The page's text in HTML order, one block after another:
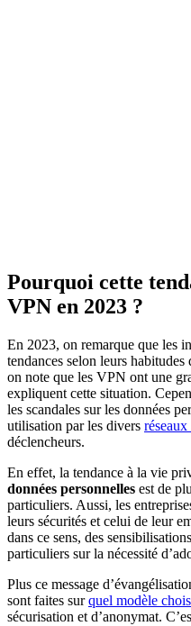
Pourquoi cette
VPN en 2023 ?
En 2023, on remarque que les
tendances selon leurs
on note que les VPN ont une
expliquent cette situation.
les scandales sur les données
utilisation par les divers
déclencheurs.
En effet, la tendance à la vie
données personnelles est de
particuliers. Aussi, les
leurs sécurités et celui de leur
dans ce sens, des
particuliers sur la nécessité
Plus ce message
sont faites surquel modèle
sécurisation et d’anonymat.